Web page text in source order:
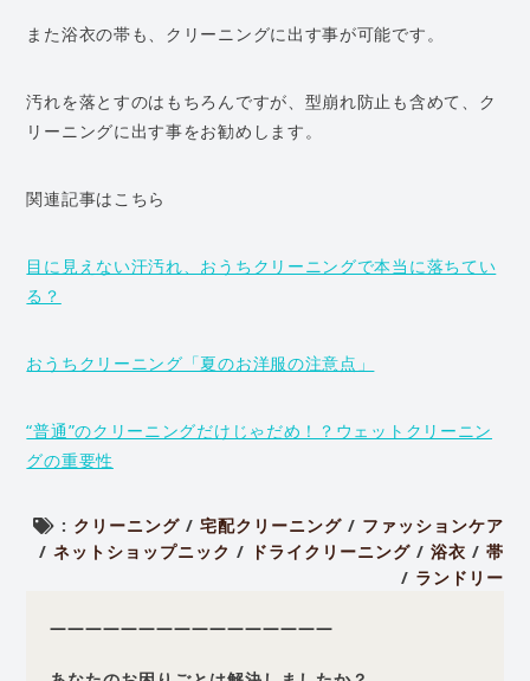
また浴衣の帯も、クリーニングに出す事が可能です。
汚れを落とすのはもちろんですが、型崩れ防止も含めて、ク
リーニングに出す事をお勧めします。
関連記事はこちら
目に見えない汗汚れ、おうちクリーニングで本当に落ちてい
る？
おうちクリーニング「夏のお洋服の注意点」
“普通”のクリーニングだけじゃだめ！？ウェットクリーニン
グの重要性
: クリーニング/ 宅配クリーニング/ ファッションケア
/ ネットショップニック / ドライクリーニング/ 浴衣 / 帯
/ ランドリー
————————————————